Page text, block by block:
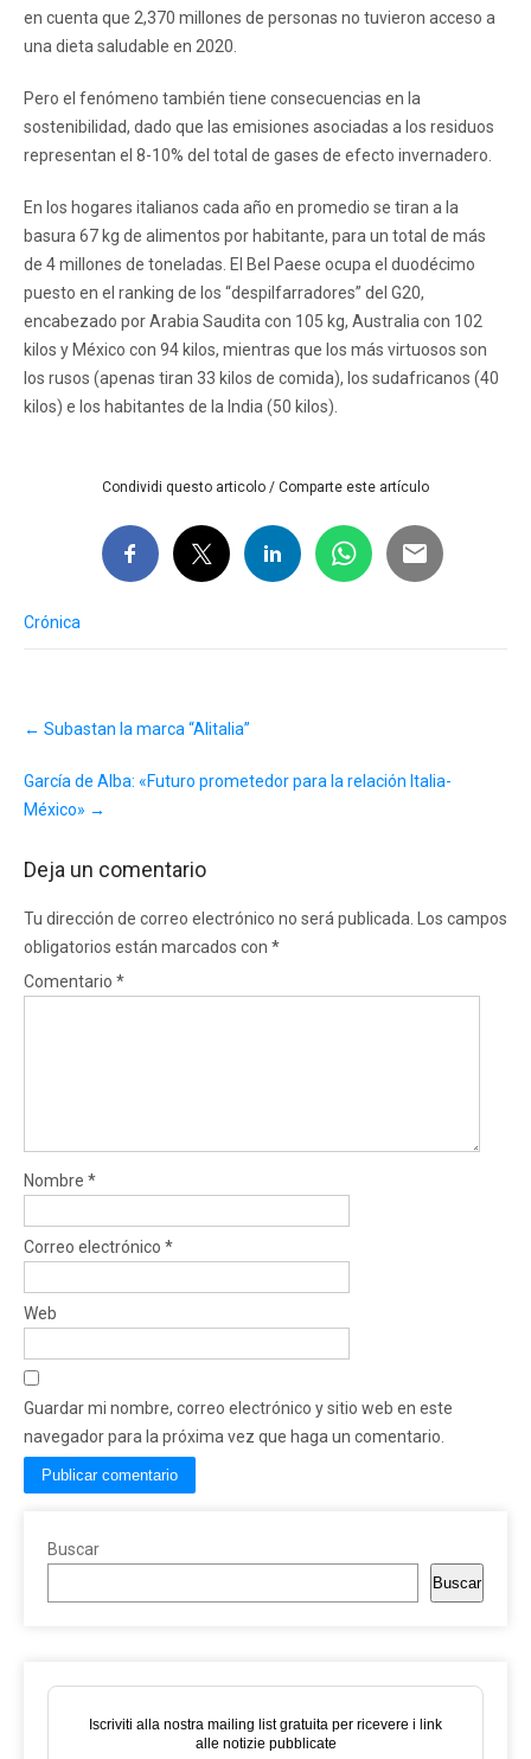
en cuenta que 2,370 millones de personas no tuvieron acceso a
una dieta saludable en 2020.
Pero el fenómeno también tiene consecuencias en la
sostenibilidad, dado que las emisiones asociadas a los residuos
representan el 8-10% del total de gases de efecto invernadero.
En los hogares italianos cada año en promedio se tiran a la
basura 67 kg de alimentos por habitante, para un total de más
de 4 millones de toneladas. El Bel Paese ocupa el duodécimo
puesto en el ranking de los “despilfarradores” del G20,
encabezado por Arabia Saudita con 105 kg, Australia con 102
kilos y México con 94 kilos, mientras que los más virtuosos son
los rusos (apenas tiran 33 kilos de comida), los sudafricanos (40
kilos) e los habitantes de la India (50 kilos).
Condividi questo articolo / Comparte este artículo
Crónica
navigation
← Subastan la marca “Alitalia”
García de Alba: «Futuro prometedor para la relación Italia-
México» →
Deja un comentario
Tu dirección de correo electrónico no será publicada.
Los campos
obligatorios están marcados con *
Comentario *
Nombre *
Correo electrónico *
Web
Guardar mi nombre, correo electrónico y sitio web en este
navegador para la próxima vez que haga un comentario.
Buscar
Buscar
Iscriviti alla nostra mailing list gratuita per ricevere i link
alle notizie pubblicate